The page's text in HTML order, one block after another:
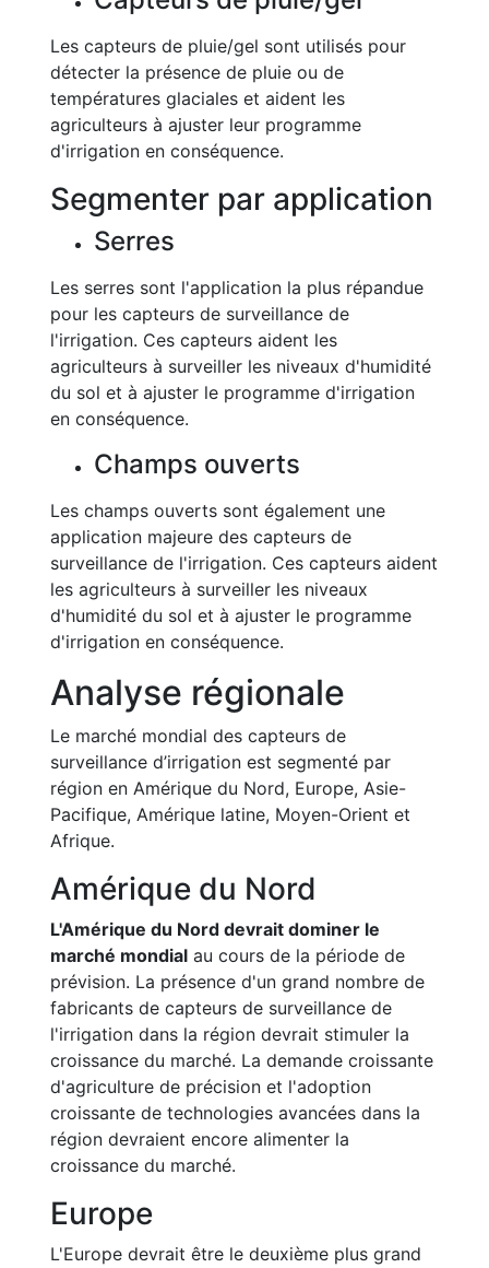
Les capteurs de pluie/gel sont utilisés pour
détecter la présence de pluie ou de
températures glaciales et aident les
agriculteurs à ajuster leur programme
d'irrigation en conséquence.
Segmenter par application
Serres
Les serres sont l'application la plus répandue
pour les capteurs de surveillance de
l'irrigation. Ces capteurs aident les
agriculteurs à surveiller les niveaux d'humidité
du sol et à ajuster le programme d'irrigation
en conséquence.
Champs ouverts
Les champs ouverts sont également une
application majeure des capteurs de
surveillance de l'irrigation. Ces capteurs aident
les agriculteurs à surveiller les niveaux
d'humidité du sol et à ajuster le programme
d'irrigation en conséquence.
Analyse régionale
Le marché mondial des capteurs de
surveillance d’irrigation est segmenté par
région en Amérique du Nord, Europe, Asie-
Pacifique, Amérique latine, Moyen-Orient et
Afrique.
Amérique du Nord
L'Amérique du Nord devrait dominer le
marché mondial au cours de la période de
prévision. La présence d'un grand nombre de
fabricants de capteurs de surveillance de
l'irrigation dans la région devrait stimuler la
croissance du marché. La demande croissante
d'agriculture de précision et l'adoption
croissante de technologies avancées dans la
région devraient encore alimenter la
croissance du marché.
Europe
L'Europe devrait être le deuxième plus grand